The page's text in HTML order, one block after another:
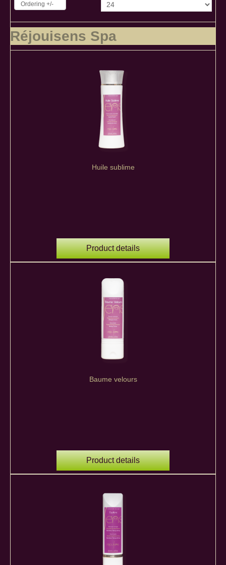
Ordering +/-
Réjouisens Spa
Huile sublime
Product details
Baume velours
Product details